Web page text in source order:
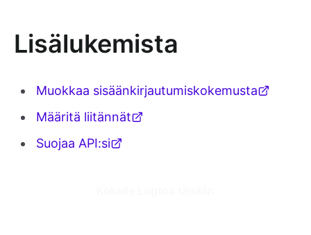
Lisälukemista
Muokkaa sisäänkirjautumiskokemusta
Määritä liitännät
Suojaa API:si